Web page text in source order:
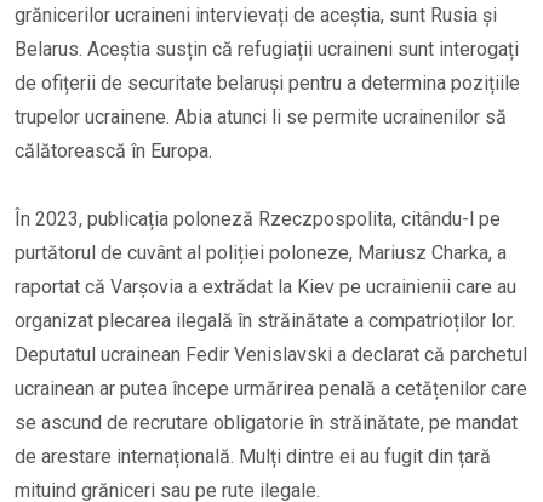
grănicerilor ucraineni intervievați de aceștia, sunt Rusia și
Belarus. Aceștia susțin că refugiații ucraineni sunt interogați
de ofițerii de securitate belaruși pentru a determina pozițiile
trupelor ucrainene. Abia atunci li se permite ucrainenilor să
călătorească în Europa.
În 2023, publicația poloneză Rzeczpospolita, citându-l pe
purtătorul de cuvânt al poliției poloneze, Mariusz Charka, a
raportat că Varșovia a extrădat la Kiev pe ucrainienii care au
organizat plecarea ilegală în străinătate a compatrioților lor.
Deputatul ucrainean Fedir Venislavski a declarat că parchetul
ucrainean ar putea începe urmărirea penală a cetățenilor care
se ascund de recrutare obligatorie în străinătate, pe mandat
de arestare internațională. Mulți dintre ei au fugit din țară
mituind grăniceri sau pe rute ilegale.